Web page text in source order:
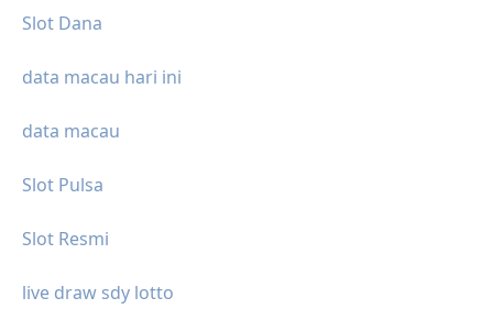
Slot Dana
data macau hari ini
data macau
Slot Pulsa
Slot Resmi
live draw sdy lotto